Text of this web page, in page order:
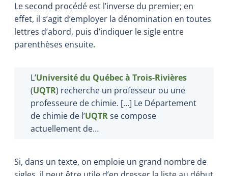
Le second procédé est l’inverse du premier; en
effet, il s’agit d’employer la dénomination en toutes
lettres d’abord, puis d’indiquer le sigle entre
parenthèses ensuite.
L’Université du Québec à Trois-Rivières
(UQTR) recherche un professeur ou une
professeure de chimie. […] Le Département
de chimie de l’UQTRse compose
actuellement de…
Si, dans un texte, on emploie un grand nombre de